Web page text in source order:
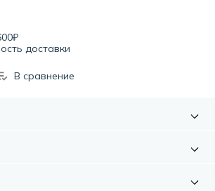
доставки
В сравнение
который получают из
и востребованных материалов в